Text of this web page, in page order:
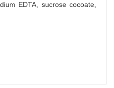
EDTA, sucrose cocoate,